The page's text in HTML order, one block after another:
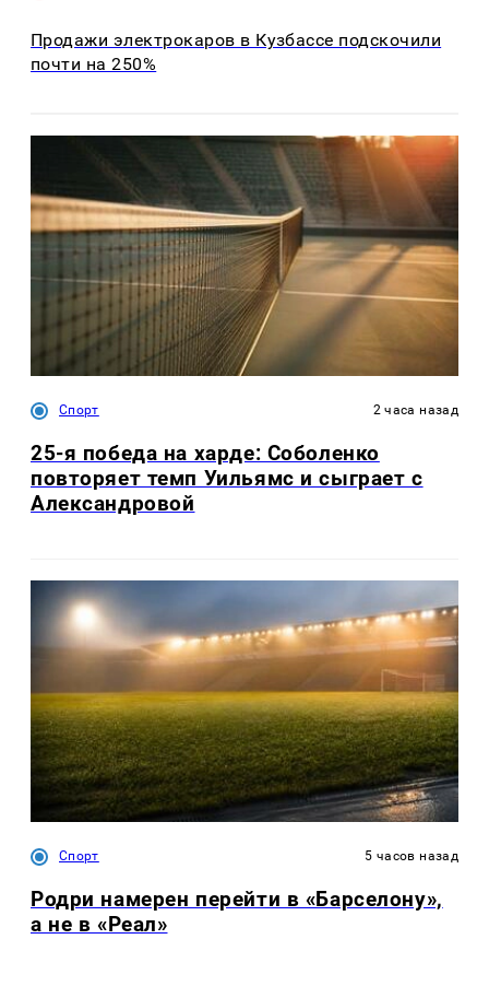
Продажи электрокаров в Кузбассе подскочили
почти на 250%
Спорт 2 часа назад
25-я победа на харде: Соболенко
повторяет темп Уильямс и сыграет с
Александровой
Спорт 5 часов назад
Родри намерен перейти в «Барселону»,
а не в «Реал»